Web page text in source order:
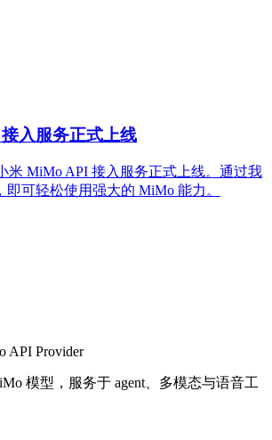
入服务正式上线
米 MiMo API 接入服务正式上线。通过我
可轻松使用强大的 MiMo 能力。
API Provider
模型，服务于 agent、多模态与语音工